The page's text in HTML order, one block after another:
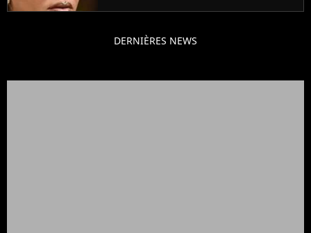
DERNIÈRES NEWS